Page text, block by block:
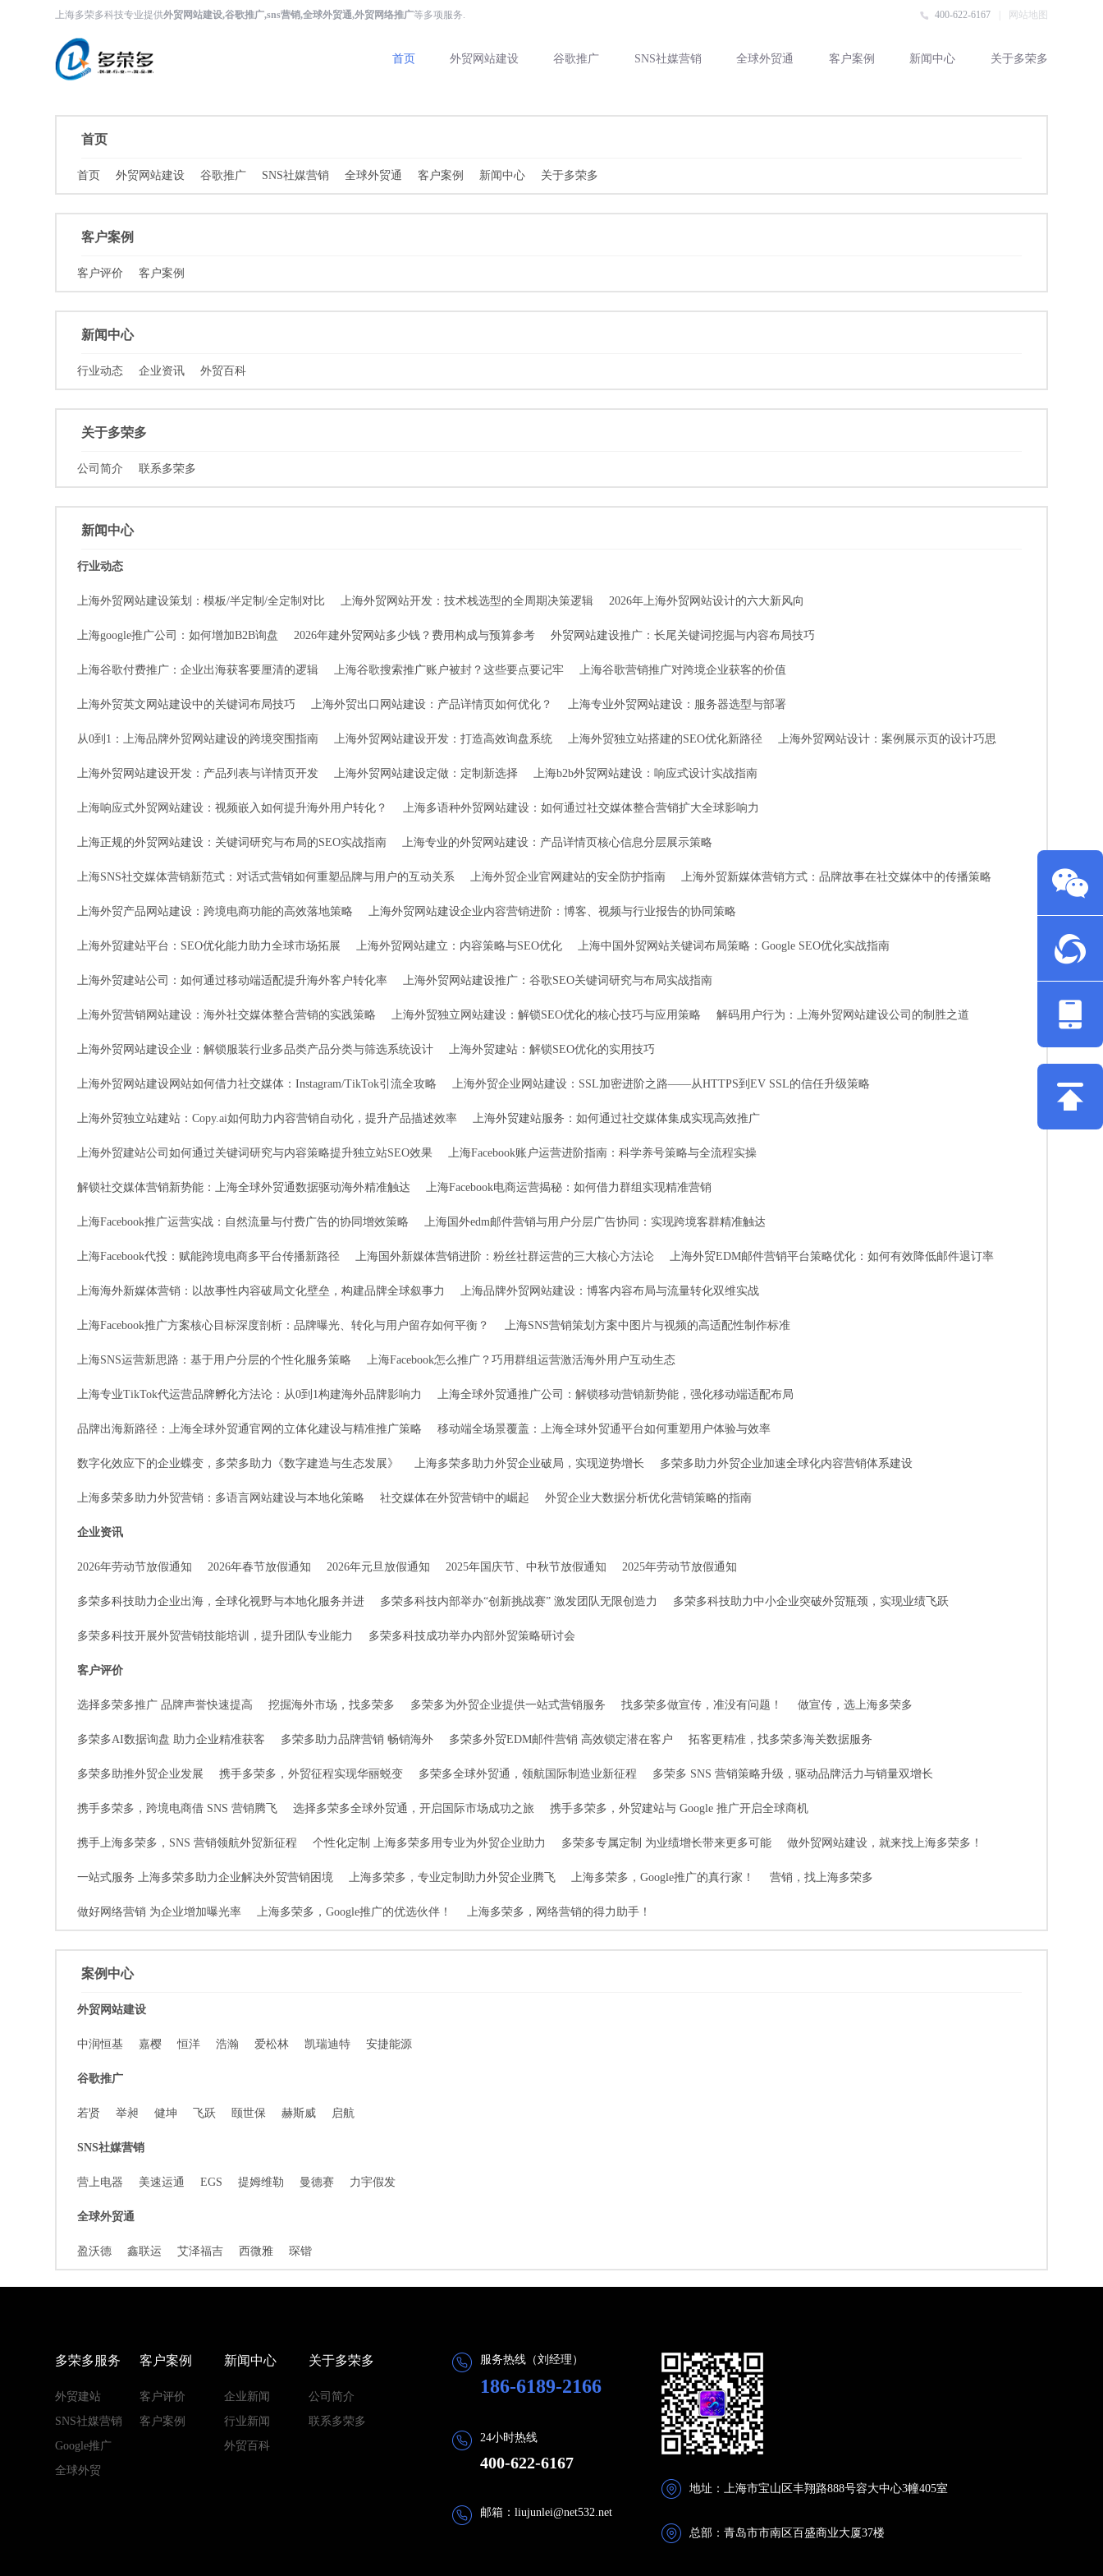
上海多荣多科技专业提供外贸网站建设,谷歌推广,sns营销,全球外贸通,外贸网络推广等多项服务. 400-622-6167 网站地图
首页 外贸网站建设 谷歌推广 SNS社媒营销 全球外贸通 客户案例 新闻中心 关于多荣多
首页
首页 外贸网站建设 谷歌推广 SNS社媒营销 全球外贸通 客户案例 新闻中心 关于多荣多
客户案例
客户评价 客户案例
新闻中心
行业动态 企业资讯 外贸百科
关于多荣多
公司简介 联系多荣多
新闻中心
行业动态
上海外贸网站建设策划：模板/半定制/全定制对比 上海外贸网站开发：技术栈选型的全周期决策逻辑 2026年上海外贸网站设计的六大新风向
上海google推广公司：如何增加B2B询盘 2026年建外贸网站多少钱？费用构成与预算参考 外贸网站建设推广：长尾关键词挖掘与内容布局技巧
上海谷歌付费推广：企业出海获客要厘清的逻辑 上海谷歌搜索推广账户被封？这些要点要记牢 上海谷歌营销推广对跨境企业获客的价值
上海外贸英文网站建设中的关键词布局技巧 上海外贸出口网站建设：产品详情页如何优化？ 上海专业外贸网站建设：服务器选型与部署
从0到1：上海品牌外贸网站建设的跨境突围指南 上海外贸网站建设开发：打造高效询盘系统 上海外贸独立站搭建的SEO优化新路径 上海外贸网站设计：案例展示页的设计巧思
上海外贸网站建设开发：产品列表与详情页开发 上海外贸网站建设定做：定制新选择 上海b2b外贸网站建设：响应式设计实战指南
上海响应式外贸网站建设：视频嵌入如何提升海外用户转化？ 上海多语种外贸网站建设：如何通过社交媒体整合营销扩大全球影响力
上海正规的外贸网站建设：关键词研究与布局的SEO实战指南 上海专业的外贸网站建设：产品详情页核心信息分层展示策略
上海SNS社交媒体营销新范式：对话式营销如何重塑品牌与用户的互动关系 上海外贸企业官网建站的安全防护指南 上海外贸新媒体营销方式：品牌故事在社交媒体中的传播策略
上海外贸产品网站建设：跨境电商功能的高效落地策略 上海外贸网站建设企业内容营销进阶：博客、视频与行业报告的协同策略
上海外贸建站平台：SEO优化能力助力全球市场拓展 上海外贸网站建立：内容策略与SEO优化 上海中国外贸网站关键词布局策略：Google SEO优化实战指南
上海外贸建站公司：如何通过移动端适配提升海外客户转化率 上海外贸网站建设推广：谷歌SEO关键词研究与布局实战指南
上海外贸营销网站建设：海外社交媒体整合营销的实践策略 上海外贸独立网站建设：解锁SEO优化的核心技巧与应用策略 解码用户行为：上海外贸网站建设公司的制胜之道
上海外贸网站建设企业：解锁服装行业多品类产品分类与筛选系统设计 上海外贸建站：解锁SEO优化的实用技巧
上海外贸网站建设网站如何借力社交媒体：Instagram/TikTok引流全攻略 上海外贸企业网站建设：SSL加密进阶之路——从HTTPS到EV SSL的信任升级策略
上海外贸独立站建站：Copy.ai如何助力内容营销自动化，提升产品描述效率 上海外贸建站服务：如何通过社交媒体集成实现高效推广
上海外贸建站公司如何通过关键词研究与内容策略提升独立站SEO效果 上海Facebook账户运营进阶指南：科学养号策略与全流程实操
解锁社交媒体营销新势能：上海全球外贸通数据驱动海外精准触达 上海Facebook电商运营揭秘：如何借力群组实现精准营销
上海Facebook推广运营实战：自然流量与付费广告的协同增效策略 上海国外edm邮件营销与用户分层广告协同：实现跨境客群精准触达
上海Facebook代投：赋能跨境电商多平台传播新路径 上海国外新媒体营销进阶：粉丝社群运营的三大核心方法论 上海外贸EDM邮件营销平台策略优化：如何有效降低邮件退订率
上海海外新媒体营销：以故事性内容破局文化壁垒，构建品牌全球叙事力 上海品牌外贸网站建设：博客内容布局与流量转化双维实战
上海Facebook推广方案核心目标深度剖析：品牌曝光、转化与用户留存如何平衡？ 上海SNS营销策划方案中图片与视频的高适配性制作标准
上海SNS运营新思路：基于用户分层的个性化服务策略 上海Facebook怎么推广？巧用群组运营激活海外用户互动生态
上海专业TikTok代运营品牌孵化方法论：从0到1构建海外品牌影响力 上海全球外贸通推广公司：解锁移动营销新势能，强化移动端适配布局
品牌出海新路径：上海全球外贸通官网的立体化建设与精准推广策略 移动端全场景覆盖：上海全球外贸通平台如何重塑用户体验与效率
数字化效应下的企业蝶变，多荣多助力《数字建造与生态发展》 上海多荣多助力外贸企业破局，实现逆势增长 多荣多助力外贸企业加速全球化内容营销体系建设
上海多荣多助力外贸营销：多语言网站建设与本地化策略 社交媒体在外贸营销中的崛起 外贸企业大数据分析优化营销策略的指南
企业资讯
2026年劳动节放假通知 2026年春节放假通知 2026年元旦放假通知 2025年国庆节、中秋节放假通知 2025年劳动节放假通知
多荣多科技助力企业出海，全球化视野与本地化服务并进 多荣多科技内部举办“创新挑战赛” 激发团队无限创造力 多荣多科技助力中小企业突破外贸瓶颈，实现业绩飞跃
多荣多科技开展外贸营销技能培训，提升团队专业能力 多荣多科技成功举办内部外贸策略研讨会
客户评价
选择多荣多推广 品牌声誉快速提高 挖掘海外市场，找多荣多 多荣多为外贸企业提供一站式营销服务 找多荣多做宣传，准没有问题！ 做宣传，选上海多荣多
多荣多AI数据询盘 助力企业精准获客 多荣多助力品牌营销 畅销海外 多荣多外贸EDM邮件营销 高效锁定潜在客户 拓客更精准，找多荣多海关数据服务
多荣多助推外贸企业发展 携手多荣多，外贸征程实现华丽蜕变 多荣多全球外贸通，领航国际制造业新征程 多荣多 SNS 营销策略升级，驱动品牌活力与销量双增长
携手多荣多，跨境电商借 SNS 营销腾飞 选择多荣多全球外贸通，开启国际市场成功之旅 携手多荣多，外贸建站与 Google 推广开启全球商机
携手上海多荣多，SNS 营销领航外贸新征程 个性化定制 上海多荣多用专业为外贸企业助力 多荣多专属定制 为业绩增长带来更多可能 做外贸网站建设，就来找上海多荣多！
一站式服务 上海多荣多助力企业解决外贸营销困境 上海多荣多，专业定制助力外贸企业腾飞 上海多荣多，Google推广的真行家！ 营销，找上海多荣多
做好网络营销 为企业增加曝光率 上海多荣多，Google推广的优选伙伴！ 上海多荣多，网络营销的得力助手！
案例中心
外贸网站建设
中润恒基 嘉樱 恒洋 浩瀚 爱松林 凯瑞迪特 安捷能源
谷歌推广
若贤 举昶 健坤 飞跃 颐世保 赫斯威 启航
SNS社媒营销
营上电器 美速运通 EGS 提姆维勒 曼德赛 力宇假发
全球外贸通
盈沃德 鑫联运 艾泽福吉 西微雅 琛锴
多荣多服务
外贸建站
SNS社媒营销
Google推广
全球外贸
客户案例
客户评价
客户案例
新闻中心
企业新闻
行业新闻
外贸百科
关于多荣多
公司简介
联系多荣多
服务热线（刘经理）
186-6189-2166
24小时热线
400-622-6167
邮箱：liujunlei@net532.net
地址：上海市宝山区丰翔路888号容大中心3幢405室
总部：青岛市市南区百盛商业大厦37楼